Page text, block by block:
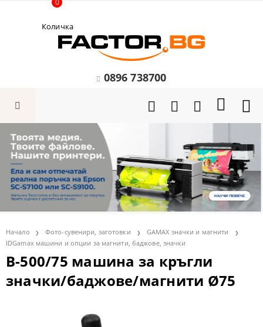
Количка
0
0896 738700
Начало Фото-сувенири, заготовки
GAMAX значки и магнити
IDGamax машини и опции за магнити, баджове, значки
B-500/75 машина за кръгли
значки/баджове/магнити Ø75